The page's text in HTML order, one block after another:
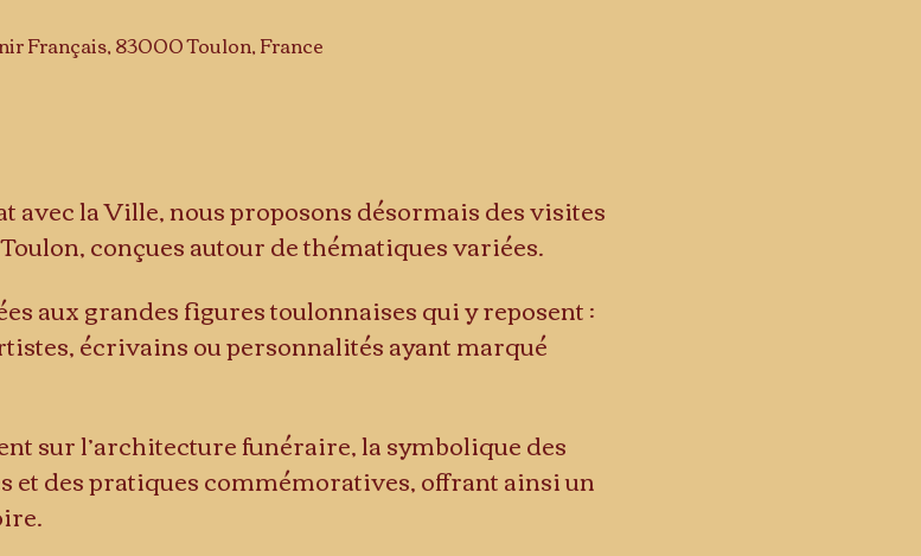
Français, 83000 Toulon, France
avec la Ville, nous proposons désormais des visites
conçues autour de thématiques variées.
aux grandes figures toulonnaises qui y reposent :
écrivains ou personnalités ayant marqué
sur l’architecture funéraire, la symbolique des
et des pratiques commémoratives, offrant ainsi un